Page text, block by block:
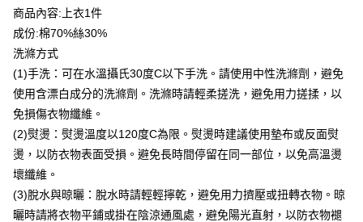
運送方式
付款後全家取貨
每筆NT$80，滿NT$399(含以上)免運費
付款後7-11取貨
每筆NT$80，滿NT$888(含以上)免運費
宅配到府
每筆NT$80，滿NT$888(含以上)免運費
貨到付款
每筆NT$80，滿NT$888(含以上)免運費
商品內容:上衣1件
成份:棉70%絲30%
洗滌方式
(1)手洗：可在水溫攝氏30度C以下手洗。請使用中性洗滌劑，避免
使用含漂白成分的洗滌劑。洗滌時請輕柔搓洗，避免用力搓揉，以
免損傷衣物纖維。
(2)熨燙：熨燙溫度以120度C為限。熨燙時建議使用墊布或反面熨
燙，以防衣物表面受損。避免長時間停留在同一部位，以免高溫燙
壞纖維。
(3)脫水與晾曬：脫水時請輕輕擰乾，避免用力擠壓或扭轉衣物。晾
曬時請將衣物平鋪或掛在陰涼通風處，避免陽光直射，以防衣物褪